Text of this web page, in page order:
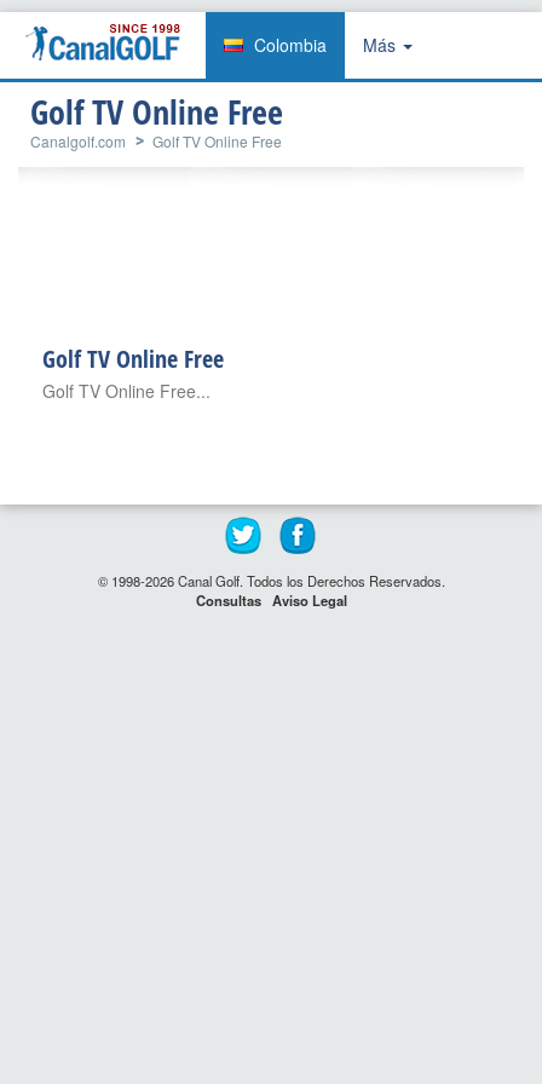
Colombia Más
Golf TV Online Free
Canalgolf.com Golf TV Online Free
Golf TV Online Free
Golf TV Online Free...
© 1998-2026 Canal Golf. Todos los Derechos Reservados.
Consultas Aviso Legal